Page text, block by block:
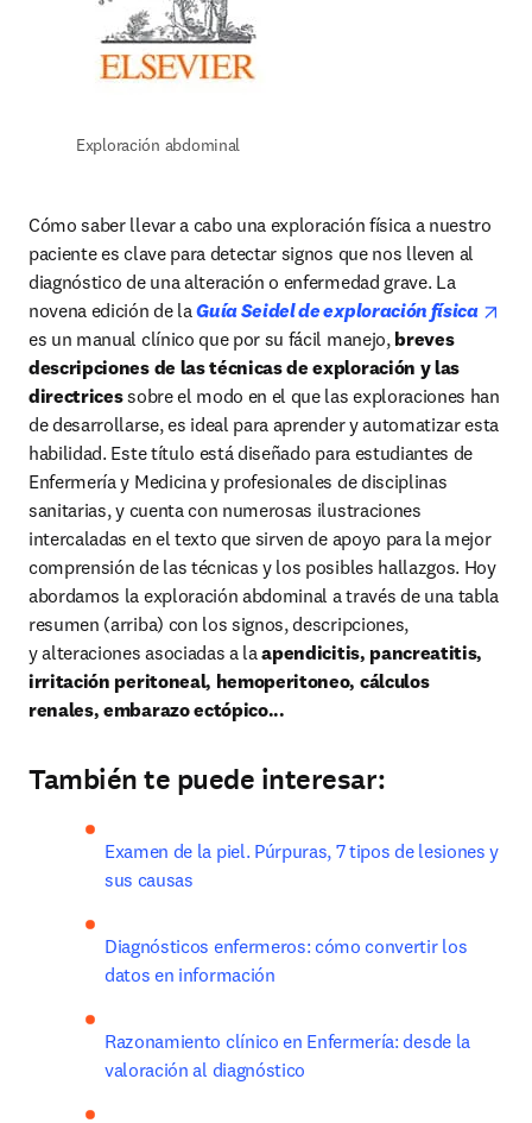
Exploración abdominal
Cómo saber llevar a cabo una exploración física a nuestro
paciente es clave para detectar signos que nos lleven al
diagnóstico de una alteración o enfermedad grave. La
novena edición de la Guía Seidel de exploración física
es un manual clínico que por su fácil manejo, breves
descripciones de las técnicas de exploración y las
directrices sobre el modo en el que las exploraciones han
de desarrollarse, es ideal para aprender y automatizar esta
habilidad. Este título está diseñado para estudiantes de
Enfermería y Medicina y profesionales de disciplinas
sanitarias, y cuenta con numerosas ilustraciones
intercaladas en el texto que sirven de apoyo para la mejor
comprensión de las técnicas y los posibles hallazgos. Hoy
abordamos la exploración abdominal a través de una tabla
resumen (arriba) con los signos, descripciones,
y alteraciones asociadas a la apendicitis, pancreatitis,
irritación peritoneal, hemoperitoneo, cálculos
renales, embarazo ectópico...
También te puede interesar:
Examen de la piel. Púrpuras, 7 tipos de lesiones y
sus causas
Diagnósticos enfermeros: cómo convertir los
datos en información
Razonamiento clínico en Enfermería: desde la
valoración al diagnóstico